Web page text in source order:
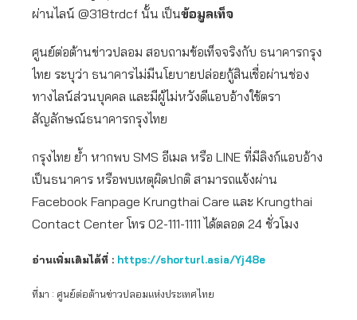
ผ่านไลน์ @318trdcf นั้น เป็นข้อมูลเท็จ
ศูนย์ต่อต้านข่าวปลอม สอบถามข้อเท็จจริงกับ ธนาคารกรุง
ไทย ระบุว่า ธนาคารไม่มีนโยบายปล่อยกู้สินเชื่อผ่านช่อง
ทางไลน์ส่วนบุคคล และมีผู้ไม่หวังดีแอบอ้างใช้ตรา
สัญลักษณ์ธนาคารกรุงไทย
กรุงไทย ย้ำ หากพบ SMS อีเมล หรือ LINE ที่มีลิงก์แอบอ้าง
เป็นธนาคาร หรือพบเหตุผิดปกติ สามารถแจ้งผ่าน
Facebook Fanpage Krungthai Care และ Krungthai
Contact Center โทร 02-111-1111 ได้ตลอด 24 ชั่วโมง
อ่านเพิ่มเติมได้ที่ : https://shorturl.asia/Yj48e
ที่มา : ศูนย์ต่อต้านข่าวปลอมแห่งประเทศไทย